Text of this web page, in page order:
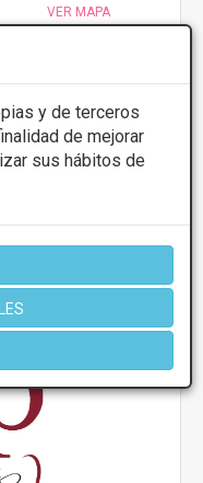
y de terceros
de mejorar
sus hábitos de
VER MAPA
*